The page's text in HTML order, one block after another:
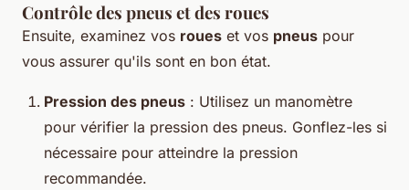
Contrôle des pneus et des roues
Ensuite, examinez vos roues et vos pneus pour
vous assurer qu'ils sont en bon état.
Pression des pneus : Utilisez un manomètre
pour vérifier la pression des pneus. Gonflez-les si
nécessaire pour atteindre la pression
recommandée.